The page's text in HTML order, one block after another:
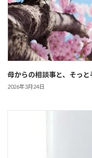
母からの相談事と、そっと
2026年3月24日